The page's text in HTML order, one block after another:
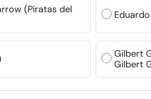
(Piratas del
Gilbert
Gilbert